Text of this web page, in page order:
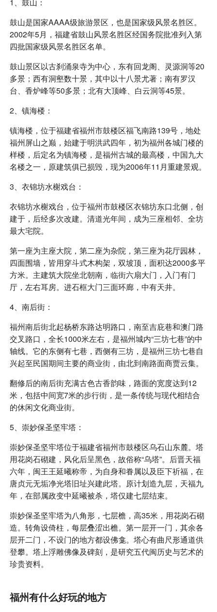
鼓山是国家AAAA级旅游景区，也是国家级风景名胜区。
2002年5月，福建省鼓山风景名胜区经国务院批准列入第
四批国家级风景名胜区名单。
鼓山景区以古刹涌泉寺为中心，东有回龙阁、灵源洞等20
多景；西有洞壑数十景，其中以十八景尤著；南有罗汉
台、香炉峰等50多景；北有大顶峰、白云洞等45景。
2、镇海楼：
镇海楼，位于福建省福州市鼓楼区福飞南路139号，地处
福州屏山之巅，始建于明洪武四年，初为福州各城门楼的
样楼，后定名为镇海楼，是福州古城的最高楼，中国九大
名楼之一，原建筑俱已损毁，现为2006年11月重建景观。
3、衣锦坊水榭戏台：
衣锦坊水榭戏台，位于福州市鼓楼区衣锦坊东口北侧，创
建于，后经多次改建。清道光年间，成为三座相邻、全坊
最大宅院。
第一座为主座大院，第二座为杂院，第三座为花厅园林，
四面围墙，皆用穿斗式木构架，双坡顶，面积达2000多平
方米。主建筑大院坐北朝南，临街六扇大门，入门有门
厅，左右耳房。进石框大门三面环廊，中有天井。
4、南后街：
福州南后街北起杨桥东路达明路口，南至吉庇巷和澳门路
交叉路口，全长1000米左右，是福州城内“三坊七巷”的中
轴线。它的东侧有七巷，西侧有三坊，是福州三坊七巷自
兴起至民国期间主要的商业街，由北到南路面商贾云集。
翻修后的南后街充满古色古香韵味，路面的宽度达到12
米，包括中间宽7米的步行街，是一条传统与现代相结合
的休闲文化商业街。
5、崇妙保圣坚牢塔：
崇妙保圣坚牢塔位于福建省福州市鼓楼区乌石山东麓。塔
用花岗石砌建，风化后呈黑色，故俗称“乌塔”。后晋天福
六年，闽王王延曦称帝，为自身和眷属以及臣下祈福，在
唐贞元无垢净光塔旧址兴建此塔。原计划造九层，天福九
年，在部属政变中延曦被杀，塔仅建七层结束。
崇妙保圣坚牢塔为八角形，七层檐，高35米，用花岗石砌
造。转角设倚柱，每层叠涩出檐。第一层开一门，其余各
层开二门，不设门的地方都设佛龛。塔心有曲尺形通道供
登攀。塔上浮雕佛像及碑刻，是研究五代闽历史与艺术的
珍贵资料。
福州有什么好玩的地方